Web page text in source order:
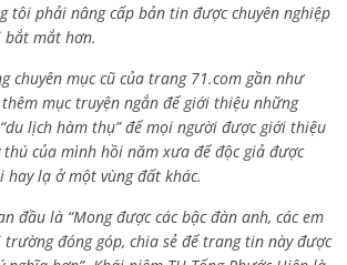
tôi phải nâng cấp bản tin được chuyên nghiệp
mắt hơn.
chuyên mục cũ của trang 71.com gần như
mục truyện ngắn để giới thiệu những
lịch hàm thụ” để mọi người được giới thiệu
thú của mình hồi năm xưa để độc giả được
hay lạ ở một vùng đất khác.
đầu là “Mong được các bậc đàn anh, các em
đóng góp, chia sẻ để trang tin này được